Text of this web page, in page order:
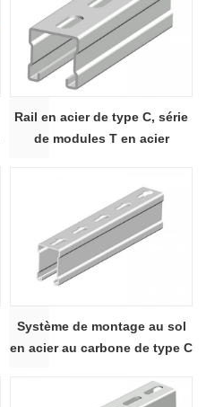
Rail en acier de type C, série
de modules T en acier
Système de montage au sol
en acier au carbone de type C